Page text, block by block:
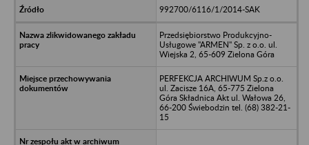
992700/6116/1/2014-SAK
Przedsiębiorstwo Produkcyjno-
Usługowe "ARMEN" Sp. z o.o. ul.
Wiejska 2, 65-609 Zielona Góra
PERFEKCJA ARCHIWUM Sp.z o.o.
ul. Zacisze 16A, 65-775 Zielona
Góra Składnica Akt ul. Wałowa 26,
66-200 Świebodzin tel. (68) 382-21-
15